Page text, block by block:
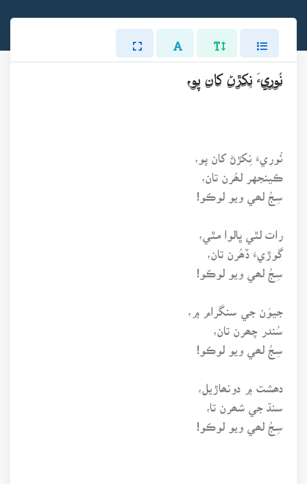
نُوريءَ نِکڙڻ کان پو،
نُوريءَ نِکڙڻ کان پو،
ڪينجهر لھُرن تان،
سِجُ لھي ويو لوڪو!
رات لٿي ڀالوا مٿي،
گوڙيءَ ڏھُرن تان،
سِجُ لھي ويو لوڪو!
جيوَن جي سنگرام ۾،
سُندر چھرن تان،
سِجُ لھي ويو لوڪو!
دھشت ۾ دونھاڙيل،
سنڌ جي شھرن تا،
سِجُ لھي ويو لوڪو!